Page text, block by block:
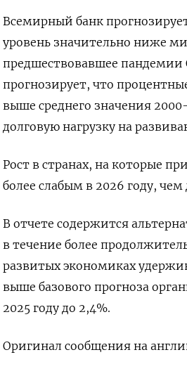
Всемирный банк
уровень значительно ниже
предшествовавшее пандемии
прогнозирует, что
выше среднего значения
долговую нагрузку на
Рост в странах, на которые
более слабым в 2026 году,
В отчете содержится
в течение более
развитых экономиках
выше базового прогноза
2025 году до 2,4%.
Оригинал сообщения на